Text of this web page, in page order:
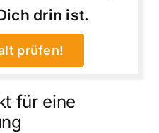
drin ist.
prüfen!
für eine